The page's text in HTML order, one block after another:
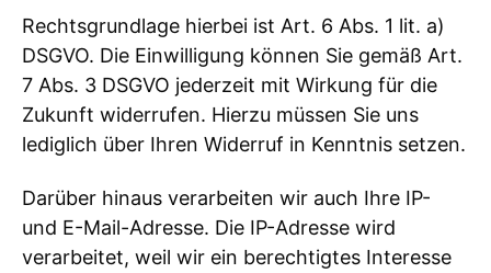
Rechtsgrundlage hierbei ist Art. 6 Abs. 1 lit. a)
DSGVO. Die Einwilligung können Sie gemäß Art.
7 Abs. 3 DSGVO jederzeit mit Wirkung für die
Zukunft widerrufen. Hierzu müssen Sie uns
lediglich über Ihren Widerruf in Kenntnis setzen.
Darüber hinaus verarbeiten wir auch Ihre IP-
und E-Mail-Adresse. Die IP-Adresse wird
verarbeitet, weil wir ein berechtigtes Interesse